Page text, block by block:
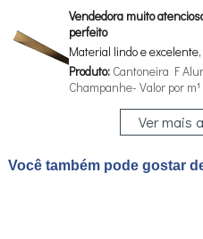
Vendedora muito
perfeito
Material lindo e
Produto:Cantoneira F
Champanhe- Valor por m¹
Ver mais
Você também pode gostar